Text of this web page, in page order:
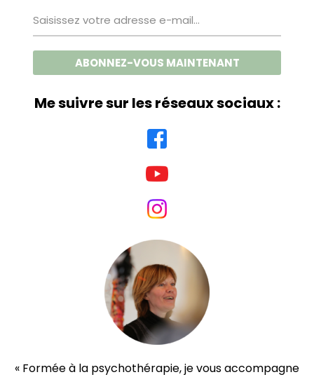
Me suivre sur les réseaux sociaux :
« Formée à la psychothérapie, je vous accompagne